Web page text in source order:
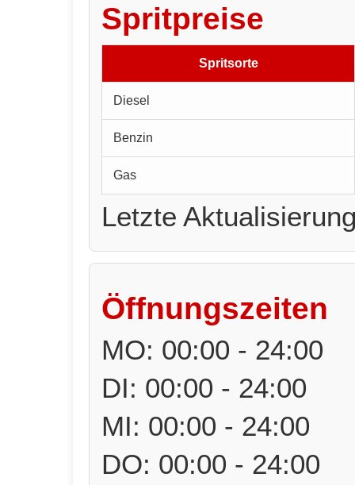
Spritpreise
Spritsorte
Diesel
Benzin
Gas
Letzte
Öffnungszeiten
MO: 00:00 - 24:00
DI: 00:00 - 24:00
MI: 00:00 - 24:00
DO: 00:00 - 24:00